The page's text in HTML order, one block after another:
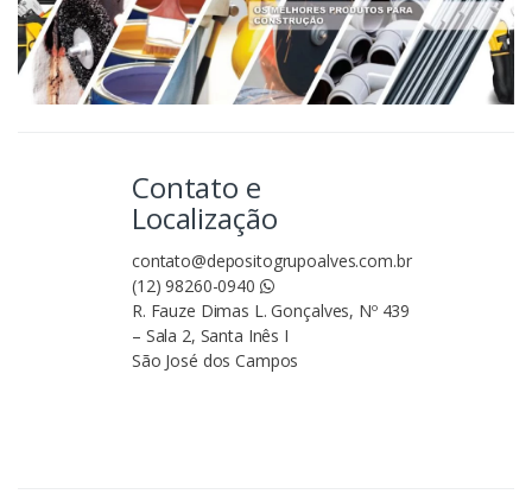
Contato e
Localização
contato@depositogrupoalves.com.br
(12) 98260-0940
R. Fauze Dimas L. Gonçalves, Nº 439
– Sala 2, Santa Inês I
São José dos Campos